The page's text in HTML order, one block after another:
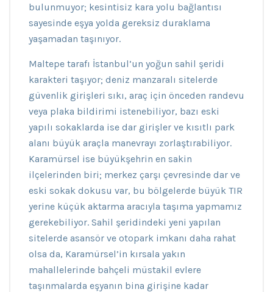
bulunmuyor; kesintisiz kara yolu bağlantısı
sayesinde eşya yolda gereksiz duraklama
yaşamadan taşınıyor.
Maltepe tarafı İstanbul’un yoğun sahil şeridi
karakteri taşıyor; deniz manzaralı sitelerde
güvenlik girişleri sıkı, araç için önceden randevu
veya plaka bildirimi istenebiliyor, bazı eski
yapılı sokaklarda ise dar girişler ve kısıtlı park
alanı büyük araçla manevrayı zorlaştırabiliyor.
Karamürsel ise büyükşehrin en sakin
ilçelerinden biri; merkez çarşı çevresinde dar ve
eski sokak dokusu var, bu bölgelerde büyük TIR
yerine küçük aktarma aracıyla taşıma yapmamız
gerekebiliyor. Sahil şeridindeki yeni yapılan
sitelerde asansör ve otopark imkanı daha rahat
olsa da, Karamürsel’in kırsala yakın
mahallelerinde bahçeli müstakil evlere
taşınmalarda eşyanın bina girişine kadar